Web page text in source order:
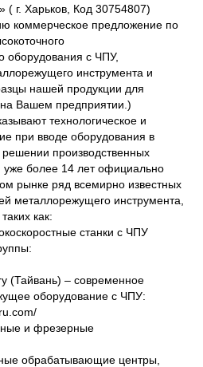
г. Харьков, Код 30754807)
коммерческое предложение по
оборудования с ЧПУ,
инструмента и
нашей продукции для
Вашем предприятии.)
технологическое и
при вводе оборудования в
производственных
более 14 лет официально
рынке ряд всемирно известных
металлорежущего инструмента,
как:
станки с ЧПУ
(Тайвань) – современное
оборудование с ЧПУ:
и фрезерные
обрабатывающие центры,